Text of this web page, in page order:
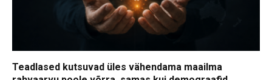
Teadlased kutsuvad üles vähendama maailma